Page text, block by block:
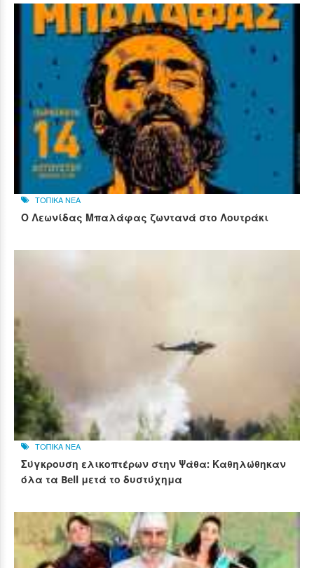
ΤΟΠΙΚΑ ΝΕΑ
Ο Λεωνίδας Μπαλάφας ζωντανά στο Λουτράκι
ΤΟΠΙΚΑ ΝΕΑ
Σύγκρουση ελικοπτέρων στην Ψάθα: Καθηλώθηκαν
όλα τα Bell μετά το δυστύχημα